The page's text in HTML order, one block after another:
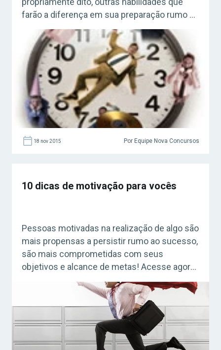
farão a diferença em sua preparação rumo à
aprovação e saber organizar e administrar o
tempo é fundamental, por isso, no programa
de hoje, Liala Shultz explica com fazer isso.
Confira! Acesse agora o Curso Grátis INSS
2026! […]
18 nov 2015 Por Equipe Nova Concursos
10 dicas de motivação para vocês
Pessoas motivadas na realização de algo são
mais propensas a persistir rumo ao sucesso,
são mais comprometidas com seus
objetivos e alcance de metas! Acesse agora
o Curso Grátis INSS 2026! No
programa Coaching para Concursos, hoje
você vai conferir a coach Liala Schultz
falando sobre motivação. Liala Schultz
Psicóloga, Arteterapeuta e Coach. Atua com
Desenvolvimento Humano, […]